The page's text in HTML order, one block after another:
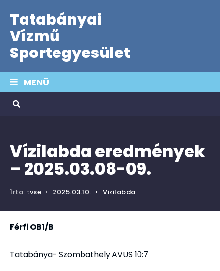
Tatabányai
Vízmű
Sportegyesület
MENÜ
Vízilabda eredmények
– 2025.03.08-09.
Írta: tvse • 2025.03.10. • Vizilabda
Férfi OB1/B
Tatabánya- Szombathely AVUS 10:7